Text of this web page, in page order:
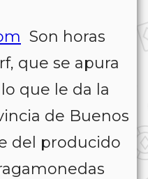
Son horas
que se apura
que le da la
de Buenos
del producido